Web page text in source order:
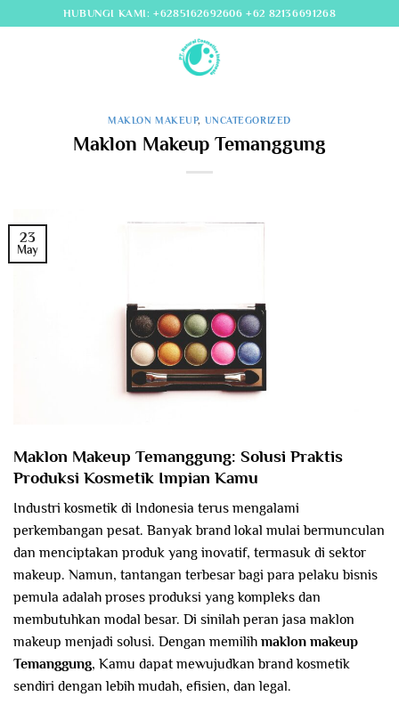
to
HUBUNGI KAMI: +6285162692606 +62 82136691268
MAKLON MAKEUP, UNCATEGORIZED
Maklon Makeup Temanggung
23
May
Maklon Makeup Temanggung: Solusi Praktis
Produksi Kosmetik Impian Kamu
Industri kosmetik di Indonesia terus mengalami
perkembangan pesat. Banyak brand lokal mulai bermunculan
dan menciptakan produk yang inovatif, termasuk di sektor
makeup. Namun, tantangan terbesar bagi para pelaku bisnis
pemula adalah proses produksi yang kompleks dan
membutuhkan modal besar. Di sinilah peran jasa maklon
makeup menjadi solusi. Dengan memilih maklon makeup
Temanggung, Kamu dapat mewujudkan brand kosmetik
sendiri dengan lebih mudah, efisien, dan legal.